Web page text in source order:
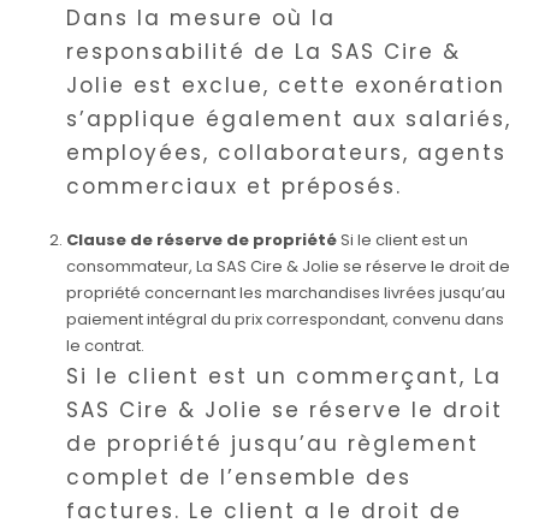
Dans la mesure où la
responsabilité de La SAS Cire &
Jolie est exclue, cette exonération
s’applique également aux salariés,
employées, collaborateurs, agents
commerciaux et préposés.
Clause de réserve de propriétéSi le client est un
consommateur, La SAS Cire & Jolie se réserve le droit de
propriété concernant les marchandises livrées jusqu’au
paiement intégral du prix correspondant, convenu dans
le contrat.
Si le client est un commerçant, La
SAS Cire & Jolie se réserve le droit
de propriété jusqu’au règlement
complet de l’ensemble des
factures. Le client a le droit de